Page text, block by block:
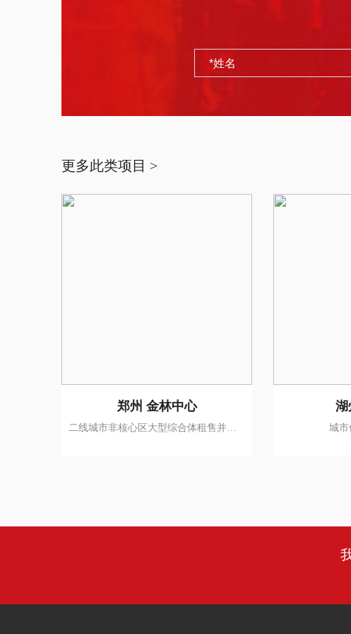
更多此类项目 >
郑州 金林中心
二线城市非核心区大型综合体租售并举持续销冠
湖
城市